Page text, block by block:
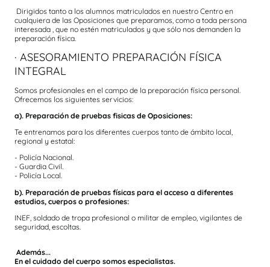
Dirigidos tanto a los alumnos matriculados en nuestro Centro en
cualquiera de las Oposiciones que preparamos, como a toda persona
interesada , que no estén matriculados y que sólo nos demanden la
preparación física.
· ASESORAMIENTO PREPARACIÓN FÍSICA
INTEGRAL
Somos profesionales en el campo de la preparación física personal.
Ofrecemos los siguientes servicios:
a). Preparación de pruebas fisicas de Oposiciones:
Te entrenamos para los diferentes cuerpos tanto de ámbito local,
regional y estatal:
- Policía Nacional.
- Guardia Civil.
- Policía Local.
b). Preparación de pruebas físicas para el acceso a diferentes
estudios, cuerpos o profesiones:
INEF, soldado de tropa profesional o militar de empleo, vigilantes de
seguridad, escoltas.
Además...
En el cuidado del cuerpo somos especialistas.